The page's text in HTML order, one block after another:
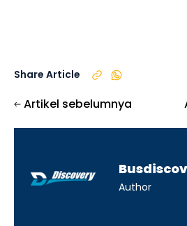
Share Article
Artikel sebelumnya
Author